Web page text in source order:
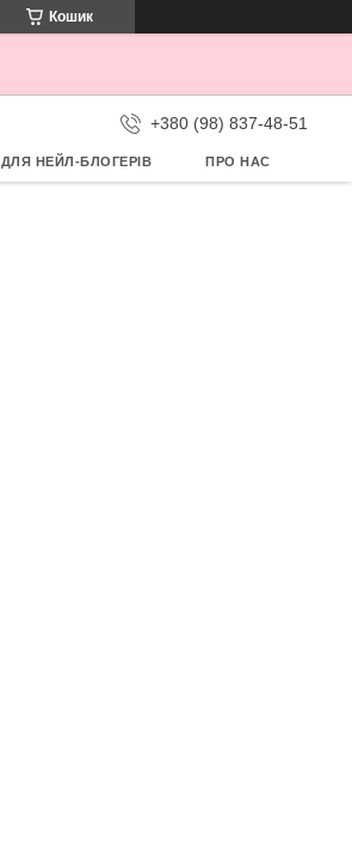
Кошик
+380 (98) 837-48-51
ДЛЯ НЕЙЛ-БЛОГЕРІВ ПРО НАС